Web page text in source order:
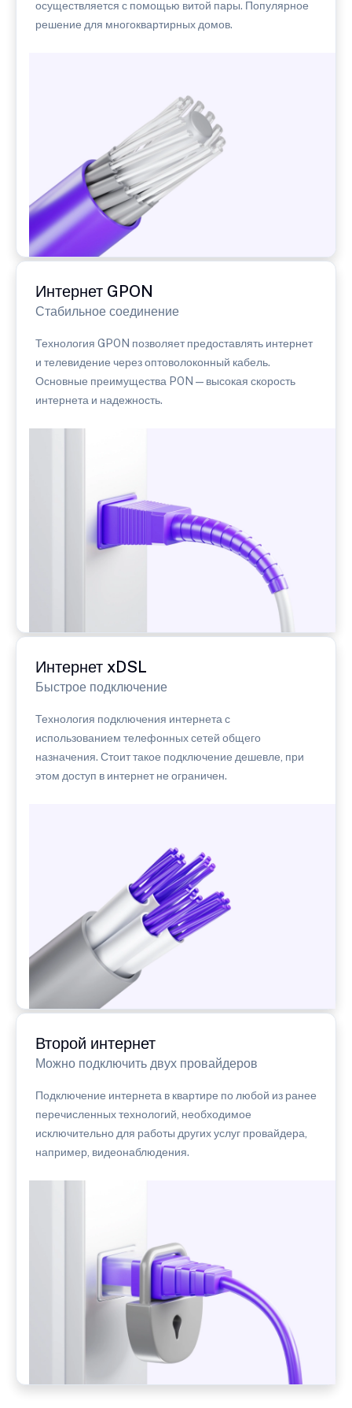
осуществляется с помощью витой пары. Популярное
решение для многоквартирных домов.
Интернет GPON
Стабильное соединение
Технология GPON позволяет предоставлять интернет
и телевидение через оптоволоконный кабель.
Основные преимущества PON — высокая скорость
интернета и надежность.
Интернет xDSL
Быстрое подключение
Технология подключения интернета с
использованием телефонных сетей общего
назначения. Стоит такое подключение дешевле, при
этом доступ в интернет не ограничен.
Второй интернет
Можно подключить двух провайдеров
Подключение интернета в квартире по любой из ранее
перечисленных технологий, необходимое
исключительно для работы других услуг провайдера,
например, видеонаблюдения.